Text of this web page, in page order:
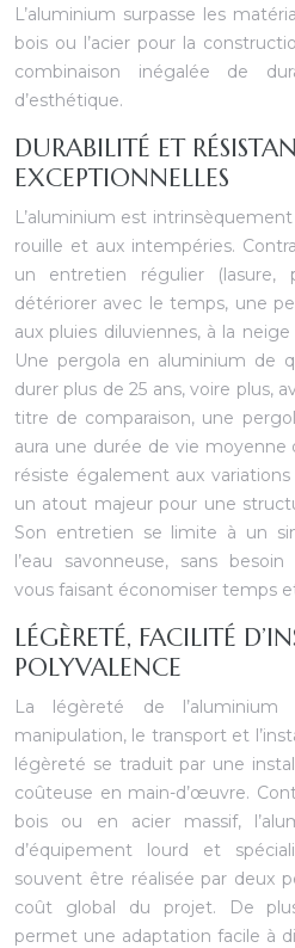
L’aluminium surpasse les
bois ou l’acier pour la
combinaison inégalée de
d’esthétique.
DURABILITÉ ET
EXCEPTIONNELLES
L’aluminium est
rouille et aux intempéries.
un entretien régulier
détériorer avec le temps, une
aux pluies diluviennes, à la
Une pergola en aluminium de
durer plus de 25 ans, voire plus,
titre de comparaison, une
aura une durée de vie moyenne
résiste également aux
un atout majeur pour une
Son entretien se limite à un
l’eau savonneuse, sans
vous faisant économiser temps
LÉGÈRETÉ, FACILITÉ
POLYVALENCE
La légèreté de l’aluminium
manipulation, le transport et
légèreté se traduit par une
coûteuse en main-d’œuvre.
bois ou en acier massif,
d’équipement lourd et
souvent être réalisée par deux
coût global du projet. De
permet une adaptation facile à